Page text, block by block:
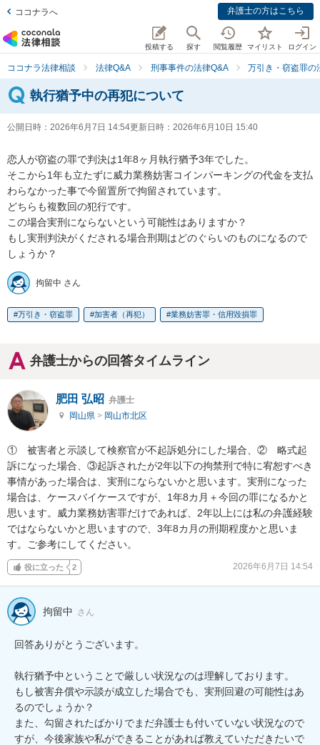
ココナラへ 弁護士の方はこちら
投稿する 探す 閲覧履歴 マイリスト ログイン
ココナラ法律相談 法律Q&A 刑事事件の法律Q&A 万引き・窃盗罪の
執行猶予中の再犯について
公開日時： 2026年6月7日 14:54更新日時： 2026年6月10日 15:40
恋人が窃盗の罪で判決は1年8ヶ月執行猶予3年でした。
そこから1年も立たずに威力業務妨害コインパーキングの代金を支払
わらなかった事で今留置所で拘留されています。
どちらも複数回の犯行です。
この場合実刑にならないという可能性はありますか？
もし実刑判決がくだされる場合刑期はどのぐらいのものになるので
しょうか？
拘留中 さん
万引き・窃盗罪 加害者（再犯） 業務妨害罪・信用毀損罪
弁護士からの回答タイムライン
肥田 弘昭 弁護士
岡山県 > 岡山市北区
①　被害者と示談して検察官が不起訴処分にした場合、②　略式起
訴になった場合、③起訴されたが2年以下の拘禁刑で特に宥恕すべき
事情があった場合は、実刑にならないかと思います。実刑になった
場合は、ケースバイケースですが、1年8カ月＋今回の罪になるかと
思います。威力業務妨害罪だけであれば、2年以上には私の弁護経験
ではならないかと思いますので、3年8カ月の刑期程度かと思いま
す。ご参考にしてください。
役に立った 2 2026年6月7日 14:54
拘留中 さん
回答ありがとうございます。
執行猶予中ということで厳しい状況なのは理解しております。
もし被害弁償や示談が成立した場合でも、実刑回避の可能性はあ
るのでしょうか？
また、勾留されたばかりでまだ弁護士も付いていない状況なので
すが、今後家族や私ができることがあれば教えていただきたいで